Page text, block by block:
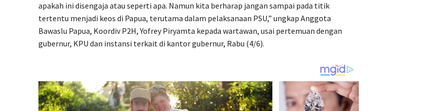
apakah ini disengaja atau seperti apa. Namun kita berharap jangan sampai pada titik
tertentu menjadi keos di Papua, terutama dalam pelaksanaan PSU,” ungkap Anggota
Bawaslu Papua, Koordiv P2H, Yofrey Piryamta kepada wartawan, usai pertemuan dengan
gubernur, KPU dan instansi terkait di kantor gubernur, Rabu (4/6).